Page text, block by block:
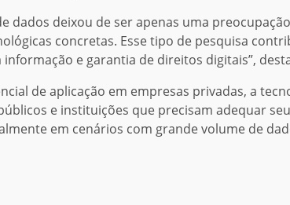
dados deixou de ser apenas uma
concretas. Esse tipo de pesquisa
informação e garantia de direitos digitais”,
de aplicação em empresas privadas, a
e instituições que precisam adequar
em cenários com grande volume de